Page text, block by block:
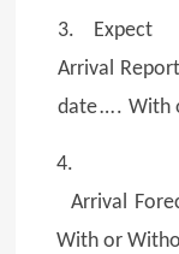
3. Expect
Arrival Report
date…. With
4.
Arrival
With or